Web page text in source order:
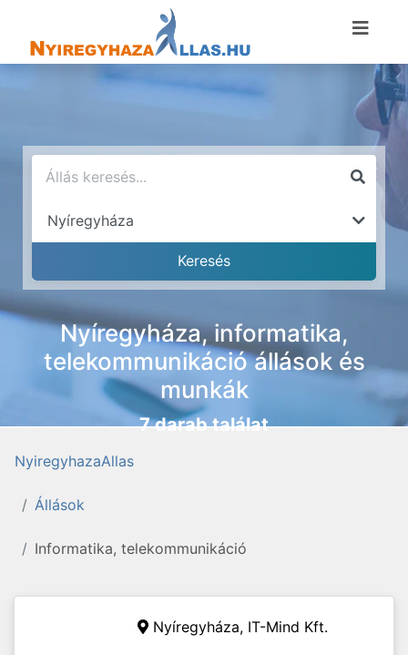
Nyíregyháza, informatika,
telekommunikáció állások és
munkák
7 darab találat
NyiregyhazaAllas
Állások
Informatika, telekommunikáció
Nyíregyháza, IT-Mind Kft.